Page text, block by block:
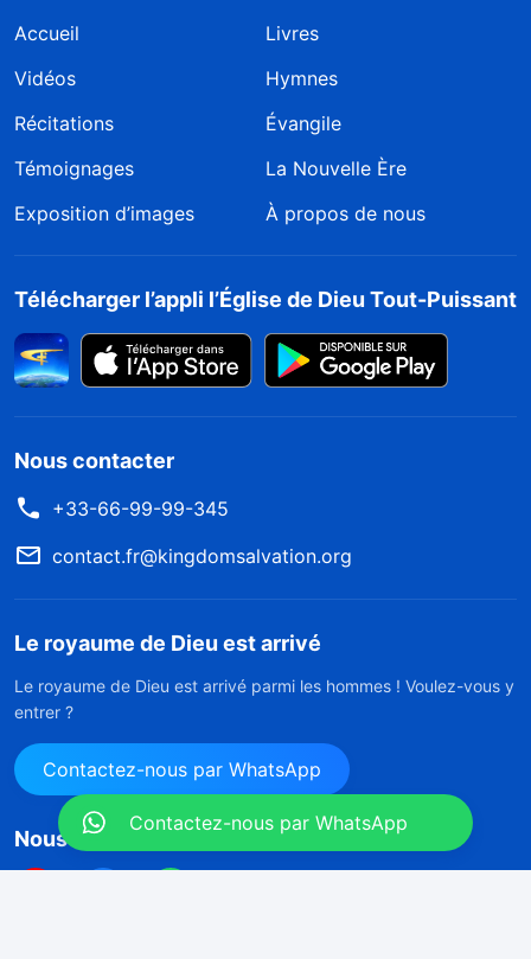
Accueil
Livres
Vidéos
Hymnes
Récitations
Évangile
Témoignages
La Nouvelle Ère
Exposition d’images
À propos de nous
Télécharger l’appli l’Église de Dieu Tout-Puissant
Nous contacter
+33-66-99-99-345
contact.fr@kingdomsalvation.org
Le royaume de Dieu est arrivé
Le royaume de Dieu est arrivé parmi les hommes ! Voulez-vous y
entrer ?
Contactez-nous par WhatsApp
Nous suivre
Contactez-nous par WhatsApp